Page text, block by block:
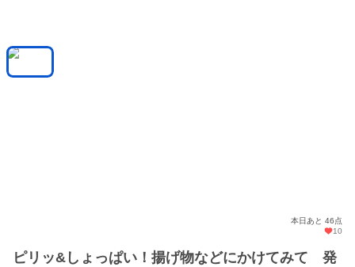
本日あと 46点
10
ピリッ&しょっぱい！揚げ物などにかけてみて 発